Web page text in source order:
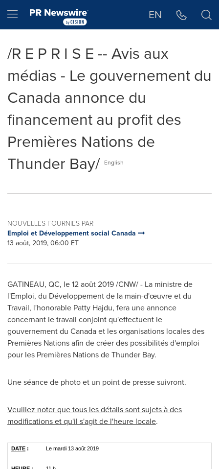
Hamburger menu EN
/R E P R I S E -- Avis aux
médias - Le gouvernement du
Canada annonce du
financement au profit des
Premières Nations de
Thunder Bay/ English
NOUVELLES FOURNIES PAR
Emploi et Développement social Canada
13 août, 2019, 06:00 ET
GATINEAU, QC, le 12 août 2019 /CNW/ - La ministre de
l'Emploi, du Développement de la main-d'œuvre et du
Travail, l'honorable Patty Hajdu, fera une annonce
concernant le travail conjoint qu'effectuent le
gouvernement du Canadaet les organisations locales des
Premières Nations afin de créer des possibilités d'emploi
pour les Premières Nations deThunder Bay.
Une séance de photo et un point de presse suivront.
Veuillez noter que tous les détails sont sujets à des
modifications et qu'il s'agit de l'heure locale.
DATE : Le mardi 13 août 2019